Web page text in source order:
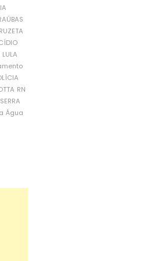
LULA
RN
SERRA
Água